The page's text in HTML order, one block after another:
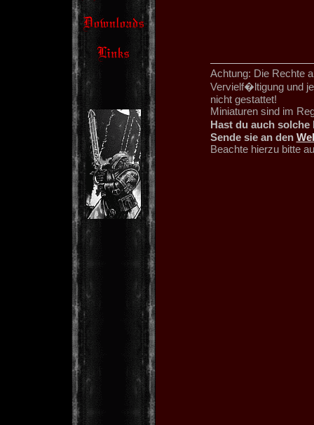
Achtung: Die Rechte
Vervielf�ltigung und
nicht gestattet!
Miniaturen sind im
Hast du auch
Sende sie an den
Beachte hierzu bitte